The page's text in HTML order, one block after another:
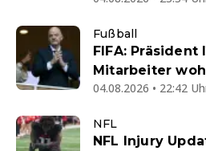
Fußball
FIFA:
Mitarbeiter
04.08.2026 • 22:42
NFL
NFL Injury